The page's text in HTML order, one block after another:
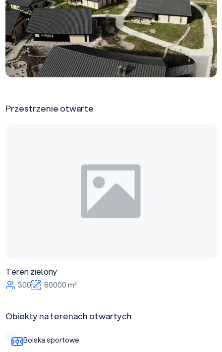
Przestrzenie otwarte
Teren zielony
300 60000 m²
Obiekty na terenach otwartych
Boiska sportowe